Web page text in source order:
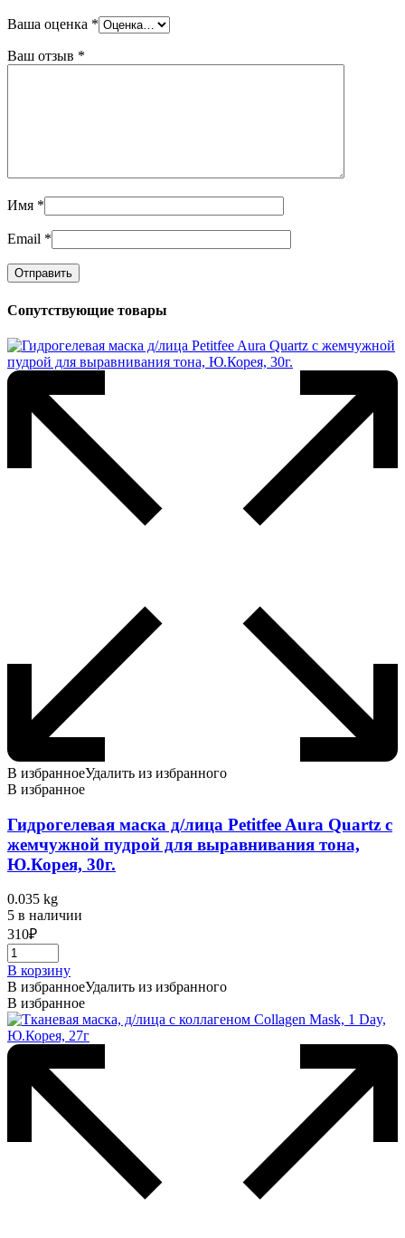
Ваша оценка *
Ваш отзыв *
Имя *
Email *
Сопутствующие товары
В избранноеУдалить из избранного
В избранное
Гидрогелевая маска д/лица Petitfee Aura Quartz с
жемчужной пудрой для выравнивания тона,
Ю.Корея, 30г.
0.035 kg
5 в наличии
310₽
В корзину
В избранноеУдалить из избранного
В избранное